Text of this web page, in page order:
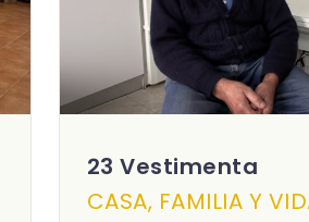
23 Vestimenta
CASA, FAMILIA Y